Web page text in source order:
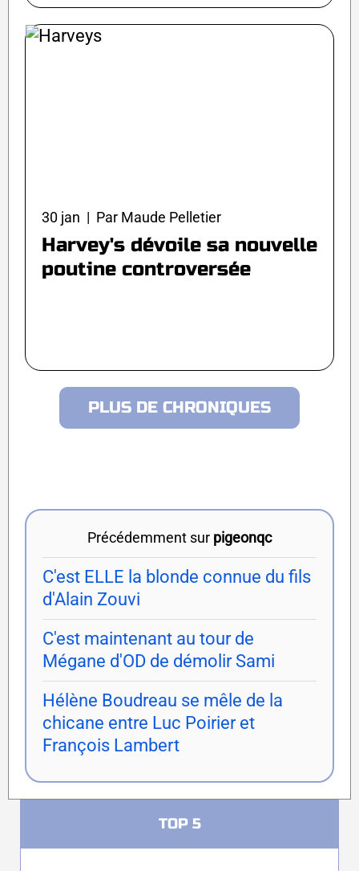
30 jan | Par Maude Pelletier
Harvey's dévoile sa nouvelle
poutine controversée
PLUS DE CHRONIQUES
Précédemment sur pigeonqc
C'est ELLE la blonde connue du fils
d'Alain Zouvi
C'est maintenant au tour de
Mégane d'OD de démolir Sami
Hélène Boudreau se mêle de la
chicane entre Luc Poirier et
François Lambert
TOP 5